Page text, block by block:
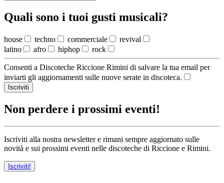
Quali sono i tuoi gusti musicali?
house techno commerciale
revival
latino
afro hiphop rock
Consenti a Discoteche Riccione Rimini di salvare la tua email per
inviarti gli aggiornamenti sulle nuove serate in discoteca.
Iscriviti
Non perdere i prossimi eventi!
Iscriviti alla nostra newsletter e rimani sempre aggiornato sulle
novità e sui prossimi eventi nelle discoteche di Riccione e Rimini.
Iscriviti!